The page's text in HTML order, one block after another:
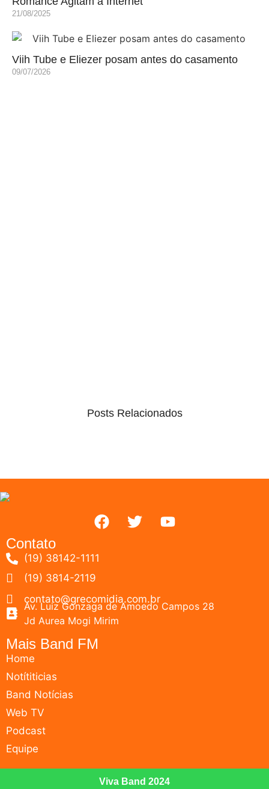
21/08/2025
Viih Tube e Eliezer posam antes do casamento
09/07/2026
Posts Relacionados
Contato
(19) 38142-1111
(19) 3814-2119
contato@grecomidia.com.br
Av. Luiz Gonzaga de Amoedo Campos 28
Jd Aurea Mogi Mirim
Mais Band FM
Home
Notítiticias
Band Notícias
Web TV
Podcast
Equipe
Viva Band 2024